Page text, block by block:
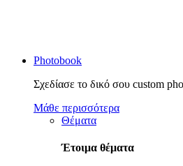
Photobook
Σχεδίασε το δικό σου custom
Μάθε περισσότερα
Θέματα
Έτοιμα θέματα